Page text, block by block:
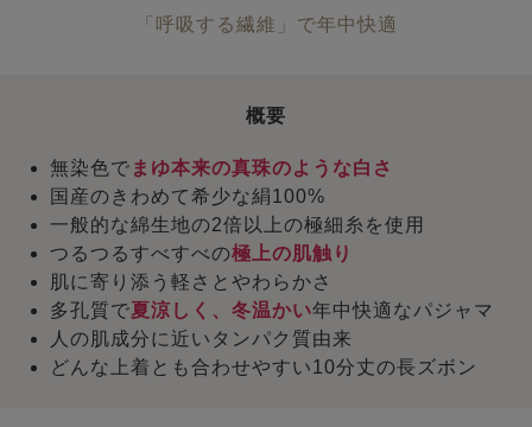
「呼吸する繊維」で年中快適
概要
無染色で まゆ本来の真珠のような白さ
国産のきわめて希少な絹100%
一般的な綿生地の2倍以上の極細糸を使用
つるつるすべすべの極上の肌触り
肌に寄り添う軽さとやわらかさ
多孔質で夏涼しく、冬温かい年中快適なパジャマ
人の肌成分に近いタンパク質由来
どんな上着とも合わせやすい10分丈の長ズボン